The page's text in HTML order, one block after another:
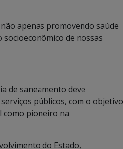
apenas promovendo saúde
de nossas
de saneamento deve
públicos, com o objetivo
como pioneiro na
do Estado,